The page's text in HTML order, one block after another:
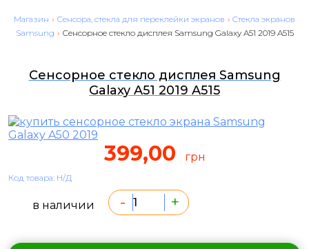
Магазин › Сенсора, стекла для переклейки экранов › Cтекла экранов
Samsung › Сенсорное стекло дисплея Samsung Galaxy A51 2019 A515
Сенсорное стекло дисплея Samsung
Galaxy A51 2019 A515
399,00 грн
Код товара: Н/Д
в наличии - +